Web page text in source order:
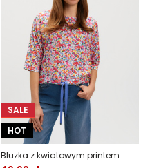
SALE
HOT
Bluzka z kwiatowym printem